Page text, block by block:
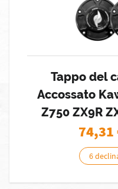
Tappo del
Accossato
Z750 ZX9R
74,31
6